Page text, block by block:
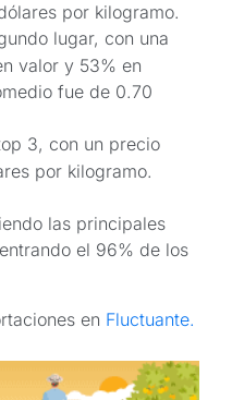
por kilogramo.
lugar, con una
valor y 53% en
fue de 0.70
3, con un precio
por kilogramo.
las principales
el 96% de los
en Fluctuante.